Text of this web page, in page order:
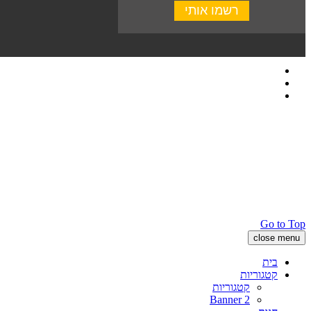
Go to Top
close menu
בית
קטגוריות
קטגוריות
Banner 2